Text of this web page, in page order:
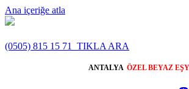
Ana içeriğe atla
(0505) 815 15 71 TIKLA ARA
ANTALYA ÖZEL BEYAZ